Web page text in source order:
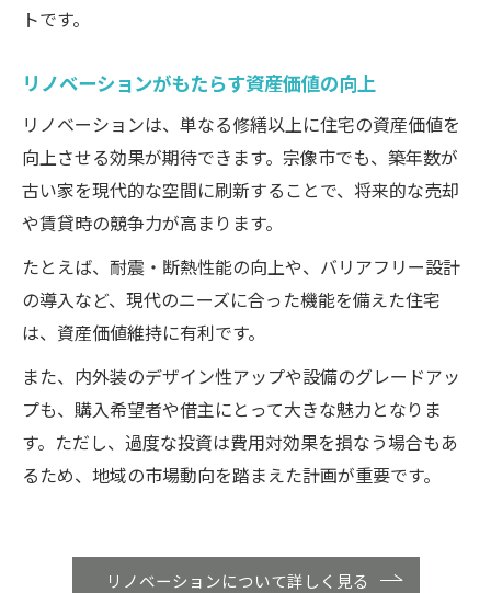
トです。
リノベーションがもたらす資産価値の向上
リノベーションは、単なる修繕以上に住宅の資産価値を
向上させる効果が期待できます。宗像市でも、築年数が
古い家を現代的な空間に刷新することで、将来的な売却
や賃貸時の競争力が高まります。
たとえば、耐震・断熱性能の向上や、バリアフリー設計
の導入など、現代のニーズに合った機能を備えた住宅
は、資産価値維持に有利です。
また、内外装のデザイン性アップや設備のグレードアッ
プも、購入希望者や借主にとって大きな魅力となりま
す。ただし、過度な投資は費用対効果を損なう場合もあ
るため、地域の市場動向を踏まえた計画が重要です。
リノベーションについて詳しく見る